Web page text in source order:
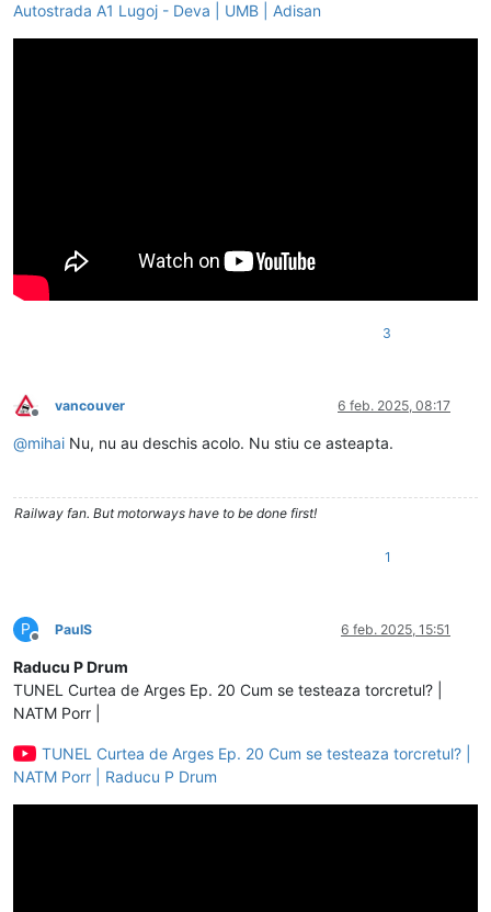
Autostrada A1 Lugoj - Deva | UMB | Adisan
3
Deconectat
vancouver 6 feb. 2025, 08:17
@mihai Nu, nu au deschis acolo. Nu stiu ce asteapta.
Railway fan. But motorways have to be done first!
1
P
Deconectat
PaulS 6 feb. 2025, 15:51
Raducu P Drum
TUNEL Curtea de Arges Ep. 20 Cum se testeaza torcretul? |
NATM Porr |
TUNEL Curtea de Arges Ep. 20 Cum se testeaza torcretul? |
NATM Porr | Raducu P Drum